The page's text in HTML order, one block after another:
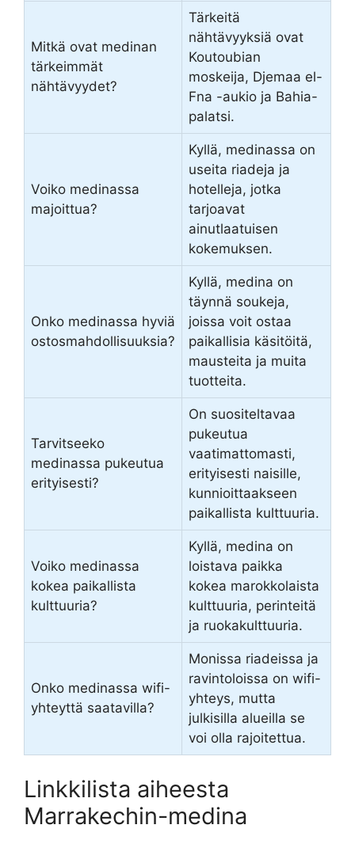
Mitkä ovat medinan
tärkeimmät
nähtävyydet?
Tärkeitä
nähtävyyksiä ovat
Koutoubian
moskeija, Djemaa el-
Fna -aukio ja Bahia-
palatsi.
Voiko medinassa
majoittua?
Kyllä, medinassa on
useita riadeja ja
hotelleja, jotka
tarjoavat
ainutlaatuisen
kokemuksen.
Onko medinassa hyviä
ostosmahdollisuuksia?
Kyllä, medina on
täynnä soukeja,
joissa voit ostaa
paikallisia käsitöitä,
mausteita ja muita
tuotteita.
Tarvitseeko
medinassa pukeutua
erityisesti?
On suositeltavaa
pukeutua
vaatimattomasti,
erityisesti naisille,
kunnioittaakseen
paikallista kulttuuria.
Voiko medinassa
kokea paikallista
kulttuuria?
Kyllä, medina on
loistava paikka
kokea marokkolaista
kulttuuria, perinteitä
ja ruokakulttuuria.
Onko medinassa wifi-
yhteyttä saatavilla?
Monissa riadeissa ja
ravintoloissa on wifi-
yhteys, mutta
julkisilla alueilla se
voi olla rajoitettua.
Linkkilista aiheesta
Marrakechin-medina